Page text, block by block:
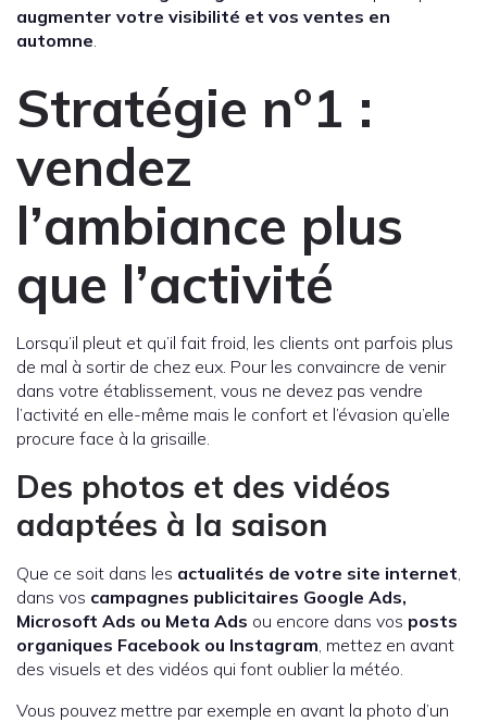
augmenter votre visibilité et vos ventes en
automne.
Stratégie n°1 :
vendez
l’ambiance plus
que l’activité
Lorsqu’il pleut et qu’il fait froid, les clients ont parfois plus
de mal à sortir de chez eux. Pour les convaincre de venir
dans votre établissement, vous ne devez pas vendre
l’activité en elle-même mais le confort et l’évasion qu’elle
procure face à la grisaille.
Des photos et des vidéos
adaptées à la saison
Que ce soit dans les actualités de votre site internet,
dans vos campagnes publicitaires Google Ads,
Microsoft Ads ou Meta Ads ou encore dans vos posts
organiques Facebook ou Instagram, mettez en avant
des visuels et des vidéos qui font oublier la météo.
Vous pouvez mettre par exemple en avant la photo d’un